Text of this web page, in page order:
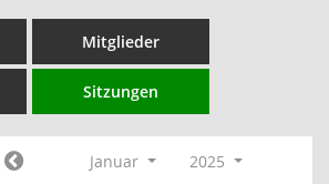
Mitglieder
Sitzungen
Januar
2025